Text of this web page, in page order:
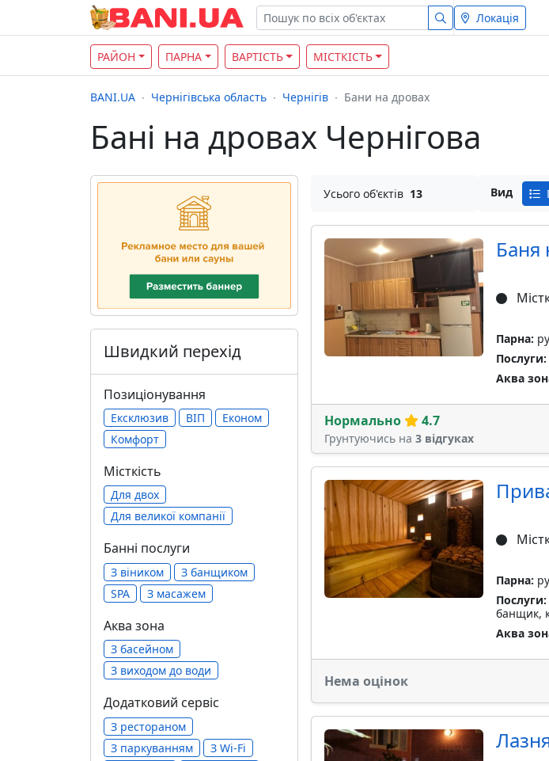
Локація
РАЙОН ПАРНА ВАРТІСТЬ МІСТКІСТЬ
BANI.UA Чернігівська область Чернігів Бани на дровах
Бані на дровах Чернігова
Усього об'єктів 13 Вид
Баня
Парна:
Послуги:
Аква
Нормально 4.7
Грунтуючись на 3 відгуках
Парна:
Послуги:
банщик,
Аква
Нема оцінок
Швидкий перехід
Позиціонування
Ексклюзив ВІП
Економ
Комфорт
Місткість
Для двох
Для великої компанії
Банні послуги
З віником
З банщиком
SPA
З масажем
Аква зона
З басейном
З виходом до води
Додатковий сервіс
З рестораном
З паркуванням
З Wi-Fi